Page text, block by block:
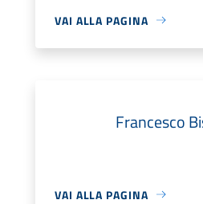
VAI ALLA PAGINA
Francesco
VAI ALLA PAGINA